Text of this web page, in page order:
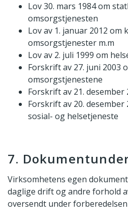
Lov 30. mars 1984 om
omsorgstjenesten
Lov av 1. januar 2012 om
omsorgstjenester m.m
Lov av 2. juli 1999 om
Forskrift av 27. juni 2003
omsorgstjenestene
Forskrift av 21.
Forskrift av 20.
sosial- og helsetjeneste
7.
Virksomhetens egen
daglige drift og andre forhold
oversendt under